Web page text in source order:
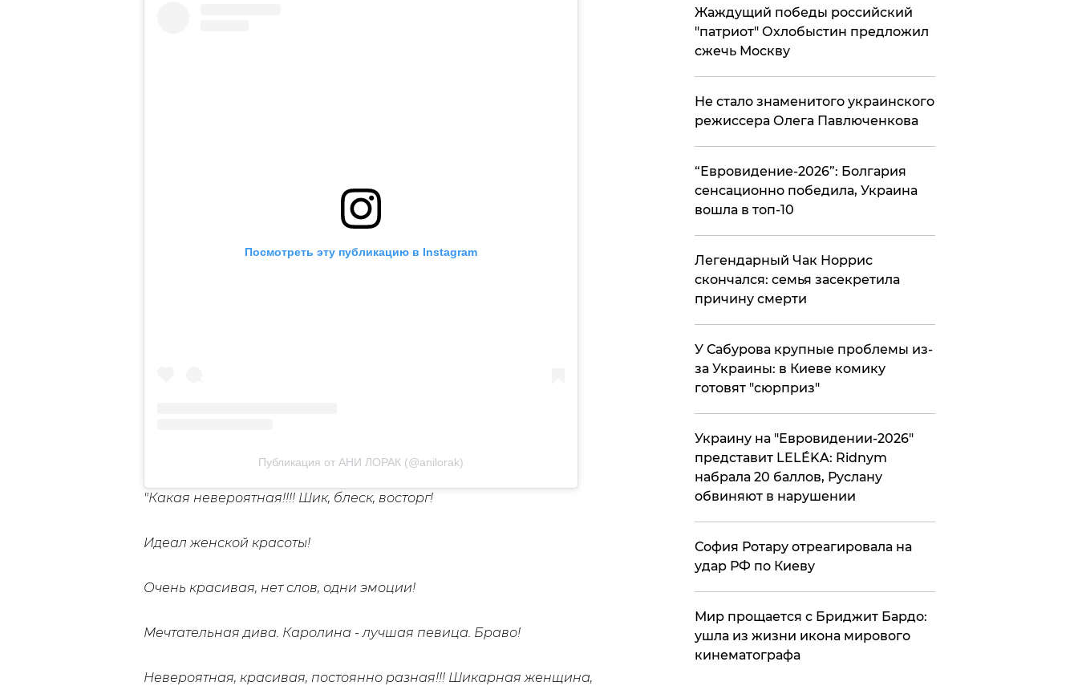
Посмотреть эту публикацию в Instagram
Публикация от АНИ ЛОРАК (@anilorak)
"Какая невероятная!!!! Шик, блеск, восторг!
Идеал женской красоты!
Очень красивая, нет слов, одни эмоции!
Мечтательная дива. Каролина - лучшая певица. Браво!
Невероятная, красивая, постоянно разная!!! Шикарная женщина,
Жаждущий победы российский
"патриот" Охлобыстин предложил
сжечь Москву
Не стало знаменитого украинского
режиссера Олега Павлюченкова
​“Евровидение-2026”: Болгария
сенсационно победила, Украина
вошла в топ-10
​Легендарный Чак Норрис
скончался: семья засекретила
причину смерти
У Сабурова крупные проблемы из-
за Украины: в Киеве комику
готовят "сюрприз"
Украину на "Евровидении-2026"
представит LELÉKA: Ridnym
набрала 20 баллов, Руслану
обвиняют в нарушении
София Ротару отреагировала на
удар РФ по Киеву
Мир прощается с Бриджит Бардо:
ушла из жизни икона мирового
кинематографа